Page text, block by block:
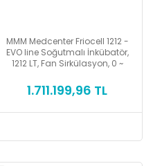
MMM Medcenter Friocell 1212 -
EVO line Soğutmalı İnkübatör,
1212 LT, Fan Sirkülasyon, 0 ~
Standart Raf
1.711.199,96 TL